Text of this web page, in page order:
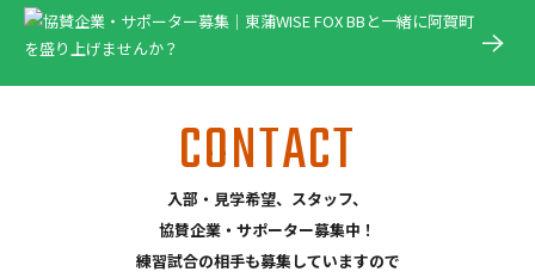
CONTACT
入部・見学希望、スタッフ、
協賛企業・サポーター募集中！
練習試合の相手も募集していますので